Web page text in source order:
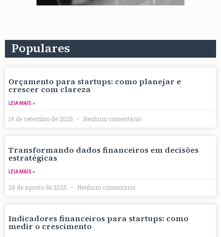
Populares
Orçamento para startups: como planejar e
crescer com clareza
LEIA MAIS »
19 de setembro de 2025 Nenhum comentário
Transformando dados financeiros em decisões
estratégicas
LEIA MAIS »
28 de agosto de 2025 Nenhum comentário
Indicadores financeiros para startups: como
medir o crescimento